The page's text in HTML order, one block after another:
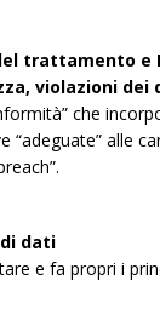
trattamento
violazioni dei
che
“adeguate” alle
dati
e fa propri i